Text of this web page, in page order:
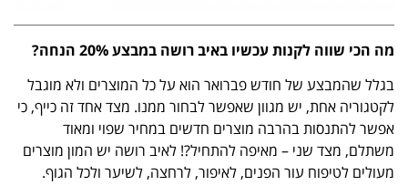
מה הכי שווה לקנות עכשיו באיב רושה במבצע 20% הנחה?
בגלל שהמבצע של חודש פברואר הוא על כל המוצרים ולא מוגבל
לקטגוריה אחת, יש מגוון שאפשר לבחור ממנו. מצד אחד זה כייף, כי
אפשר להתנסות בהרבה מוצרים חדשים במחיר שפוי ומאוד
משתלם, מצד שני – מאיפה להתחיל?! לאיב רושה יש המון מוצרים
מעולים לטיפוח עור הפנים, לאיפור, לרחצה, לשיער ולכל הגוף.